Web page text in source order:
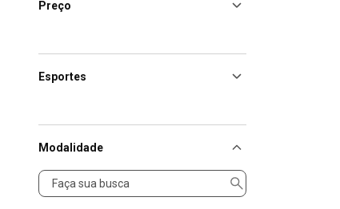
Preço
Esportes
Modalidade
Modalidade